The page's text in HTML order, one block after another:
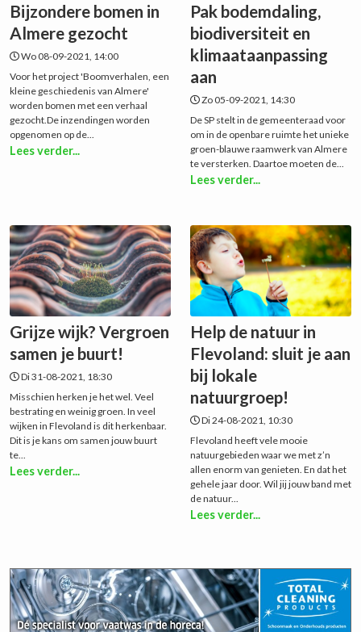
Bijzondere bomen in
Almere gezocht
Wo 08-09-2021, 14:00
Voor het project 'Boomverhalen, een
kleine geschiedenis van Almere'
worden bomen met een verhaal
gezocht.De inzendingen worden
opgenomen op de...
Lees verder...
Pak bodemdaling,
biodiversiteit en
klimaataanpassing
aan
Zo 05-09-2021, 14:30
De SP stelt in de gemeenteraad voor
om in de openbare ruimte het unieke
groen-blauwe raamwerk van Almere
te versterken. Daartoe moeten de...
Lees verder...
Grijze wijk? Vergroen
samen je buurt!
Di 31-08-2021, 18:30
Misschien herken je het wel. Veel
bestrating en weinig groen. In veel
wijken in Flevoland is dit herkenbaar.
Dit is je kans om samen jouw buurt
te...
Lees verder...
Help de natuur in
Flevoland: sluit je aan
bij lokale
natuurgroep!
Di 24-08-2021, 10:30
Flevoland heeft vele mooie
natuurgebieden waar we met z’n
allen enorm van genieten. En dat het
gehele jaar door. Wil jij jouw band met
de natuur...
Lees verder...